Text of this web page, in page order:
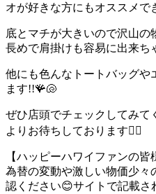
オが好きな方にもオススメで
底とマチが大きいので沢山の
長めで肩掛けも容易に出来ち
他にも色んなトートバッグや
ます!!🪸🐚
ぜひ店頭でチェックしてみ
よりお待ちしております🙇‍♀️
【ハッピーハワイファンの皆
為替の変動や激しい物価少々
認ください😊サイトで記載さ